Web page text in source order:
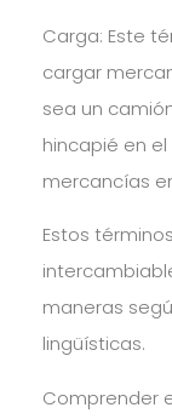
Carga: Este
cargar
sea un
hincapié en
mercancías
Estos
maneras
lingüísticas.
Comprender